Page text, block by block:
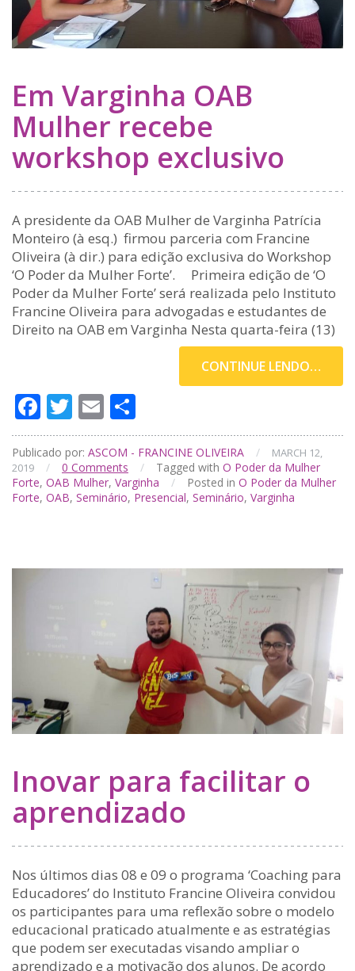
Em Varginha OAB
Mulher recebe
workshop exclusivo
A presidente da OAB Mulher de Varginha Patrícia
Monteiro (à esq.) firmou parceria com Francine
Oliveira (à dir.) para edição exclusiva do Workshop
‘O Poder da Mulher Forte’. Primeira edição de ‘O
Poder da Mulher Forte’ será realizada pelo Instituto
Francine Oliveira para advogadas e estudantes de
Direito na OAB em Varginha Nesta quarta-feira (13)
CONTINUE LENDO…
Facebook
Twitter
Email
Publicado por: ASCOM - FRANCINE OLIVEIRA /
MARCH 12,
2019
/ 0 Comments / Tagged with O Poder da Mulher
Forte, OAB Mulher, Varginha / Posted in O Poder da Mulher
Forte, OAB, Seminário, Presencial, Seminário, Varginha
Inovar para facilitar o
aprendizado
Nos últimos dias 08 e 09 o programa ‘Coaching para
Educadores’ do Instituto Francine Oliveira convidou
os participantes para uma reflexão sobre o modelo
educacional praticado atualmente e as estratégias
que podem ser executadas visando ampliar o
aprendizado e a motivação dos alunos. De acordo